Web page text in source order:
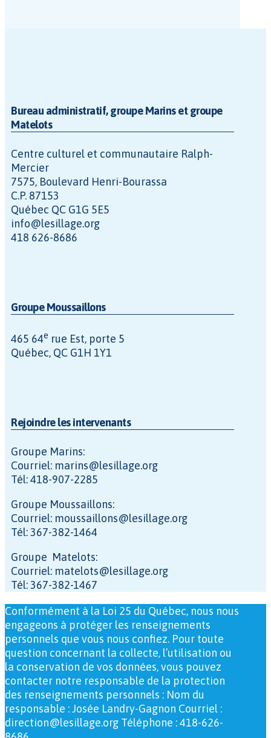
Bureau administratif, groupe Marins et groupe
Matelots
Centre culturel et communautaire Ralph-
Mercier
7575, Boulevard Henri-Bourassa
C.P. 87153
Québec QC G1G 5E5
info@lesillage.org
418 626-8686
Groupe Moussaillons
465 64e rue Est, porte 5
Québec, QC G1H 1Y1
Rejoindre les intervenants
Groupe Marins:
Courriel: marins@lesillage.org
Tél: 418-907-2285
Groupe Moussaillons:
Courriel: moussaillons@lesillage.org
Tél: 367-382-1464
Groupe Matelots:
Courriel: matelots@lesillage.org
Tél: 367-382-1467
Conformément à la Loi 25 du Québec, nous nous
engageons à protéger les renseignements
personnels que vous nous confiez. Pour toute
question concernant la collecte, l’utilisation ou
la conservation de vos données, vous pouvez
contacter notre responsable de la protection
des renseignements personnels : Nom du
responsable : Josée Landry-Gagnon Courriel :
direction@lesillage.org Téléphone : 418-626-